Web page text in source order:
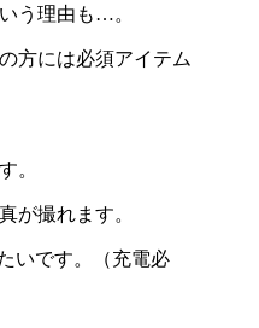
う理由も…。
方には必須アイテム
。
が撮れます。
いです。（充電必